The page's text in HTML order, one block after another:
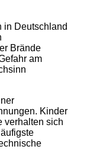
in Deutschland
Brände
am
Kinder
verhalten sich